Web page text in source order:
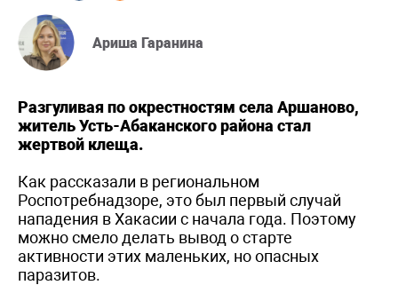
Ариша Гаранина
Разгуливая по окрестностям села Аршаново,
житель Усть-Абаканского района стал
жертвой клеща.
Как рассказали в региональном
Роспотребнадзоре, это был первый случай
нападения в Хакасии с начала года. Поэтому
можно смело делать вывод о старте
активности этих маленьких, но опасных
паразитов.